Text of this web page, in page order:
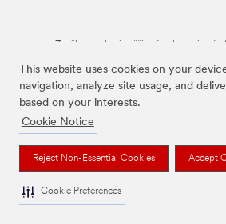
This website uses cookies on your
navigation, analyze site usage, and
based on your interests.
Cookie Notice
Reject Non-Essential Cookies Accept
Cookie Preferences
Značky uvedené vyššie sú ochranné